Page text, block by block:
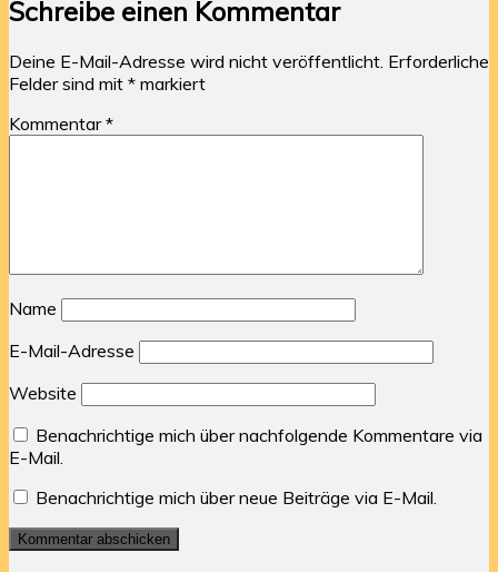
Schreibe einen Kommentar
Deine E-Mail-Adresse wird nicht veröffentlicht. Erforderliche
Felder sind mit * markiert
Kommentar*
Name
E-Mail-Adresse
Website
Benachrichtige mich über nachfolgende Kommentare via
E-Mail.
Benachrichtige mich über neue Beiträge via E-Mail.